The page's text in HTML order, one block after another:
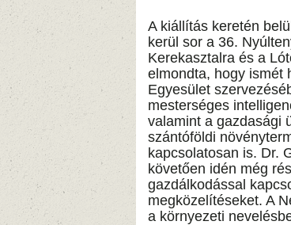
A kiállítás keretén
kerül sor a 36.
Kerekasztalra és a
elmondta, hogy ismét
Egyesület
mesterséges
valamint a gazdasági
szántóföldi
kapcsolatosan is. Dr.
követően idén még
gazdálkodással
megközelítéseket. A
a környezeti